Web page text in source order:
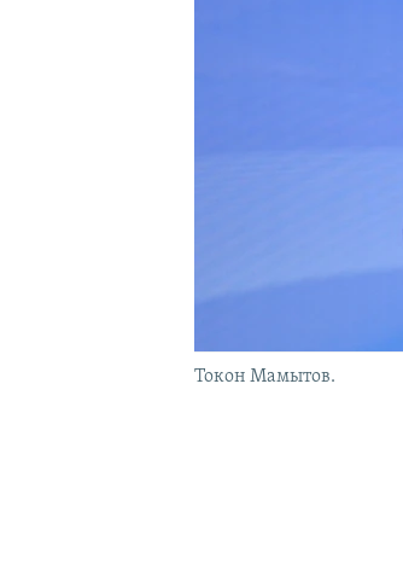
Токон Мамытов.